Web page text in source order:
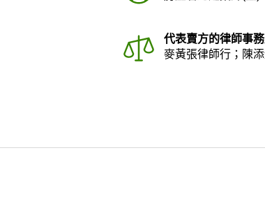
代表賣方的律師事
麥黃張律師行；陳